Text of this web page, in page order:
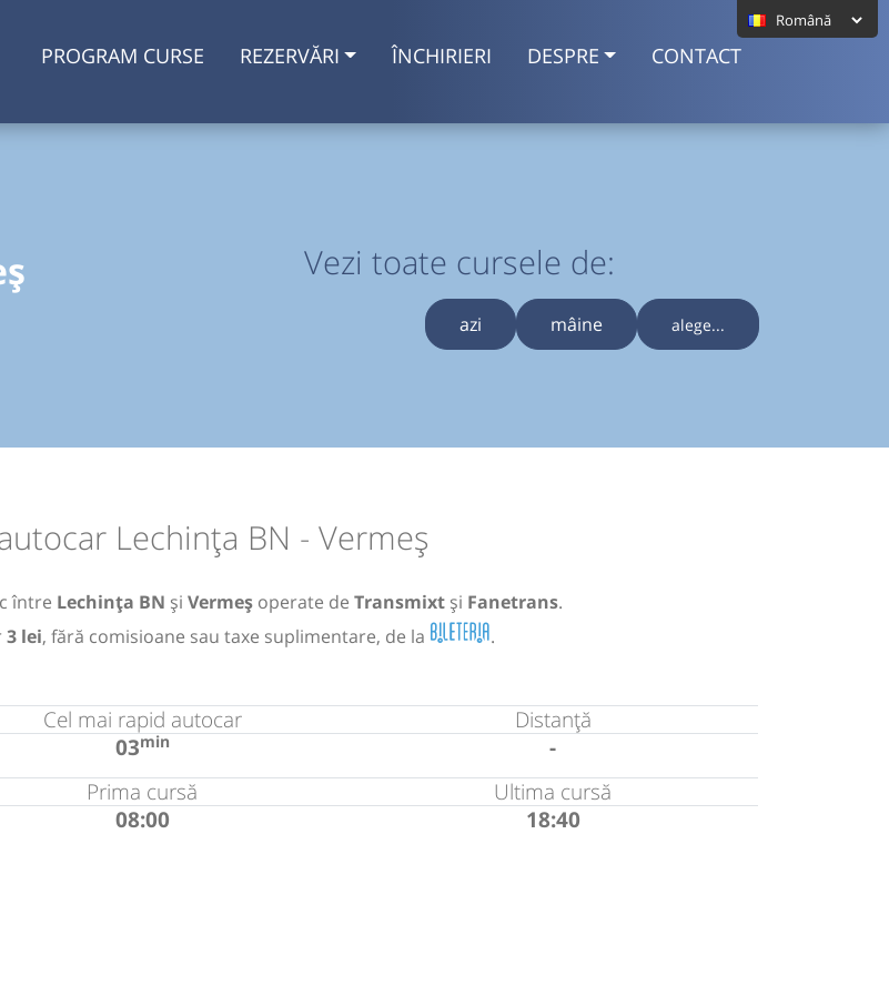
PROGRAM CURSE REZERVĂRI ÎNCHIRIERI DESPRE CONTACT
Vezi toate cursele de:
azi mâine alege...
Lechința BN - Vermeș
între Lechința BN și Vermeș operate de Transmixt și Fanetrans.
3 lei, fără comisioane sau taxe suplimentare, de la .
Cel mai rapid autocar
03min
Distanță
-
Prima cursă
08:00
Ultima cursă
18:40